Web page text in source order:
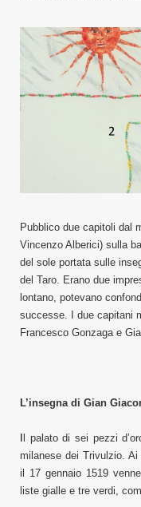
Pubblico due capitoli dal
Vincenzo Alberici) sulla
del sole portata sulle
del Taro. Erano due
lontano, potevano
successe. I due capitani
Francesco Gonzaga e
L’insegna di Gian
l palato di sei pezzi
milanese dei Trivulzio.
il 17 gennaio 1519
liste gialle e tre verdi,